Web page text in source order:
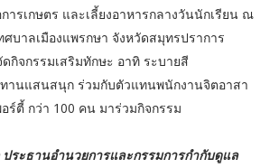
ารเกษตร และเลี้ยงอาหารกลางวันนักเรียน ณ
บาลเมืองแพรกษา จังหวัดสมุทรปราการ
กิจกรรมเสริมทักษะ อาทิ ระบายสี
านแสนสนุก ร่วมกับตัวแทนพนักงานจิตอาสา
ร์ตี้ กว่า 100 คน มาร่วมกิจกรรม
ประธานอำนวยการและกรรมการกำกับดูแล